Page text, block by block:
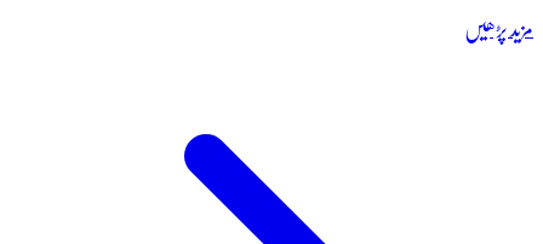
مزید پڑھیں